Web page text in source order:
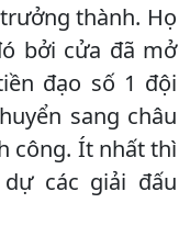
thành. Họ
bởi cửa đã mở
đạo số 1 đội
sang châu
công. Ít nhất thì
các giải đấu